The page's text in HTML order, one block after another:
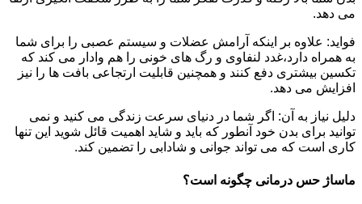
می دهد.
فواید: علاوه بر اینکه آرامش عضلات و سیستم عصبی را برای شما
به همراه دارد،غدد لنفاوی و رگ های خونی را هم وادار می کند که
تکسین بیشتری دفع کنند و همچنین قابلیت ارتجاعی بافت ها را نیز
افزایش می دهد.
دلیل نیاز به آن: اگر شما در دنیای سرعت زندگی می کنید و نمی
توانید برای بدن خود آنطور که باید و شاید اهمیت قائل شوید این تنها
کاری است که می تواند جوانی و شادابی را تضمین کند.
ماساژ حس درمانی چگونه است؟